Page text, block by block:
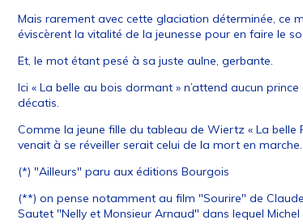
Mais rarement avec cette glaciation déterminée, ce
éviscèrent la vitalité de la jeunesse pour en faire le
Et, le mot étant pesé à sa juste aulne, gerbante.
Ici « La belle au bois dormant » n’attend aucun
décatis.
Comme la jeune fille du tableau de Wiertz « La belle
venait à se réveiller serait celui de la mort en marche.
(*) "Ailleurs" paru aux éditions Bourgois
(**) on pense notamment au film "Sourire" de
Sautet "Nelly et Monsieur Arnaud" dans lequel